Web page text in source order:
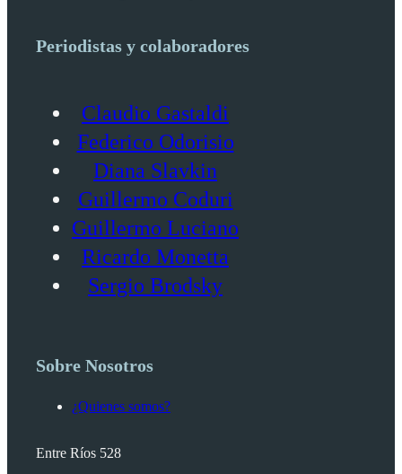
Periodistas y colaboradores
Claudio Gastaldi
Federico Odorisio
Diana Slavkin
Guillermo Coduri
Guillermo Luciano
Ricardo Monetta
Sergio Brodsky
Sobre Nosotros
¿Quienes somos?
Entre Ríos 528